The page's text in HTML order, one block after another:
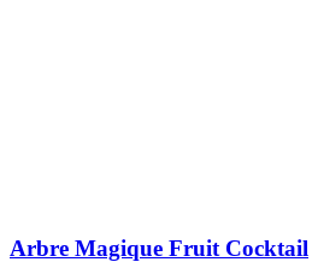
Arbre Magique Fruit Cocktail